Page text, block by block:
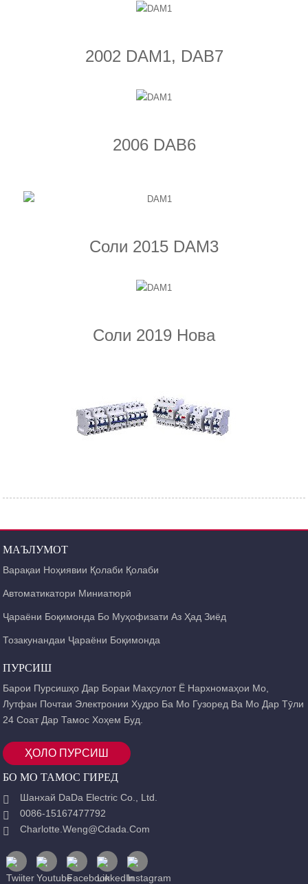
2002 DAM1, DAB7
2006 DAB6
Соли 2015 DAM3
Соли 2019 Нова
МАЪЛУМОТ
Варақаи Ноҳиявии Қолаби Қолаби
Автоматикатори Миниатюрӣ
Ҷараёни Боқимонда Бо Муҳофизати Аз Ҳад Зиёд
Тозакунандаи Ҷараёни Боқимонда
ПУРСИШ
Барои Пурсишҳо Дар Бораи Маҳсулот Ё Нархномаҳои Мо,
Лутфан Почтаи Электронии Худро Ба Мо Гузоред Ва Мо Дар Тӯли
24 Соат Дар Тамос Хоҳем Буд.
ҲОЛО ПУРСИШ
БО МО ТАМОС ГИРЕД
Шанхай DaDa Electric Co., Ltd.
0086-15167477792
Charlotte.weng@cdada.com